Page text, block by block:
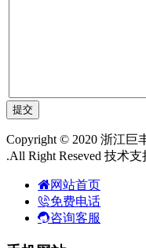
Copyright © 2020 浙江巨
.All Right Reseved 技术支
网站首页
免费电话
咨询客服